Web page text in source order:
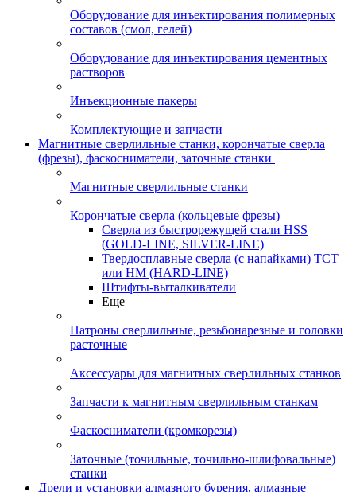
Оборудование для инъектирования полимерных
составов (смол, гелей)
Оборудование для инъектирования цементных
растворов
Инъекционные пакеры
Комплектующие и запчасти
Магнитные сверлильные станки, корончатые сверла
(фрезы), фаскосниматели, заточные станки
Магнитные сверлильные станки
Корончатые сверла (кольцевые фрезы)
Сверла из быстрорежущей стали HSS
(GOLD-LINE, SILVER-LINE)
Твердосплавные сверла (с напайками) ТСТ
или HM (HARD-LINE)
Штифты-выталкиватели
Еще
Патроны сверлильные, резьбонарезные и головки
расточные
Аксессуары для магнитных сверлильных станков
Запчасти к магнитным сверлильным станкам
Фаскосниматели (кромкорезы)
Заточные (точильные, точильно-шлифовальные)
станки
Дрели и установки алмазного бурения, алмазные